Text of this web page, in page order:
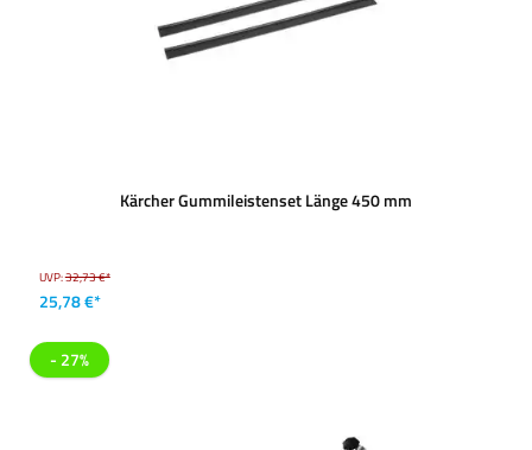
Kärcher Gummileistenset Länge 450 mm
UVP:32,73 €*
25,78 €*
- 27%